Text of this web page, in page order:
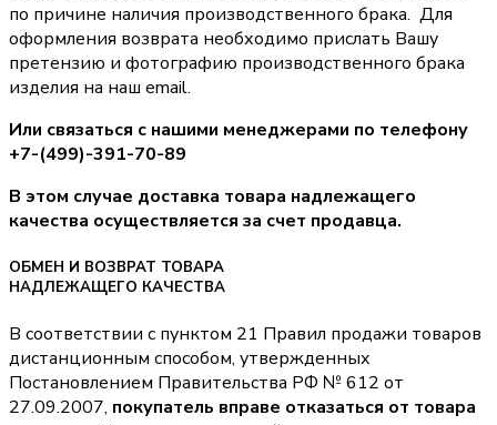
по причине наличия производственного брака. Для
оформления возврата необходимо прислать Вашу
претензию и фотографию производственного брака
изделия на наш email.
Или связаться с нашими менеджерами по телефону
+7-(499)-391-70-89
В этом случае доставка товара надлежащего
качества осуществляется за счет продавца.
ОБМЕН И ВОЗВРАТ ТОВАРА
НАДЛЕЖАЩЕГО КАЧЕСТВА
В соответствии с пунктом 21 Правил продажи товаров
дистанционным способом, утвержденных
Постановлением Правительства РФ № 612 от
27.09.2007, покупатель вправе отказаться от товара